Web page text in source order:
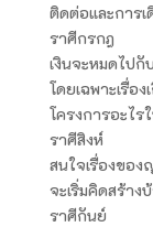
ติดต่อและการ
ราศีกรกฎ
เงินจะหมดไปกั
โดยเฉพาะเรื่อ
โครงการอะไร
ราศีสิงห์
สนใจเรื่องขอ
จะเริ่มคิดสร้า
ราศีกันย์